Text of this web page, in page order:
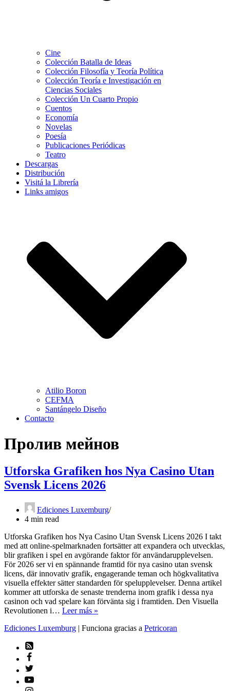
Cine
Colección Batalla de Ideas
Colección Filosofía y Teoría Política
Colección Teoría e Investigación en
Ciencias Sociales
Colección Un Cuarto Propio
Cuentos
Economía
Novelas
Poesía
Publicaciones Periódicas
Teatro
Descargas
Distribución
Visitá la Librería
Links amigos
Atilio Boron
CEFMA
Santángelo Diseño
Contacto
Пролив мейнов
Utforska Grafiken hos Nya Casino Utan
Svensk Licens 2026
Ediciones Luxemburg
4 min read
Utforska Grafiken hos Nya Casino Utan Svensk Licens 2026 I takt
med att online-spelmarknaden fortsätter att expandera och utvecklas,
blir grafiken i spel en avgörande faktor för användarupplevelsen.
För 2026 ser vi en spännande framtid för nya casino utan svensk
licens, där innovativ grafik, engagerande teman och högkvalitativa
visuella effekter sätter standarden för spelupplevelser. Denna artikel
kommer att utforska de senaste trenderna inom grafik i dessa nya
casinon och vad spelare kan förvänta sig i framtiden. Den Visuella
Revolutionen i… Leer más »
hos
Ediciones Luxemburg | Funciona gracias a Petricoran